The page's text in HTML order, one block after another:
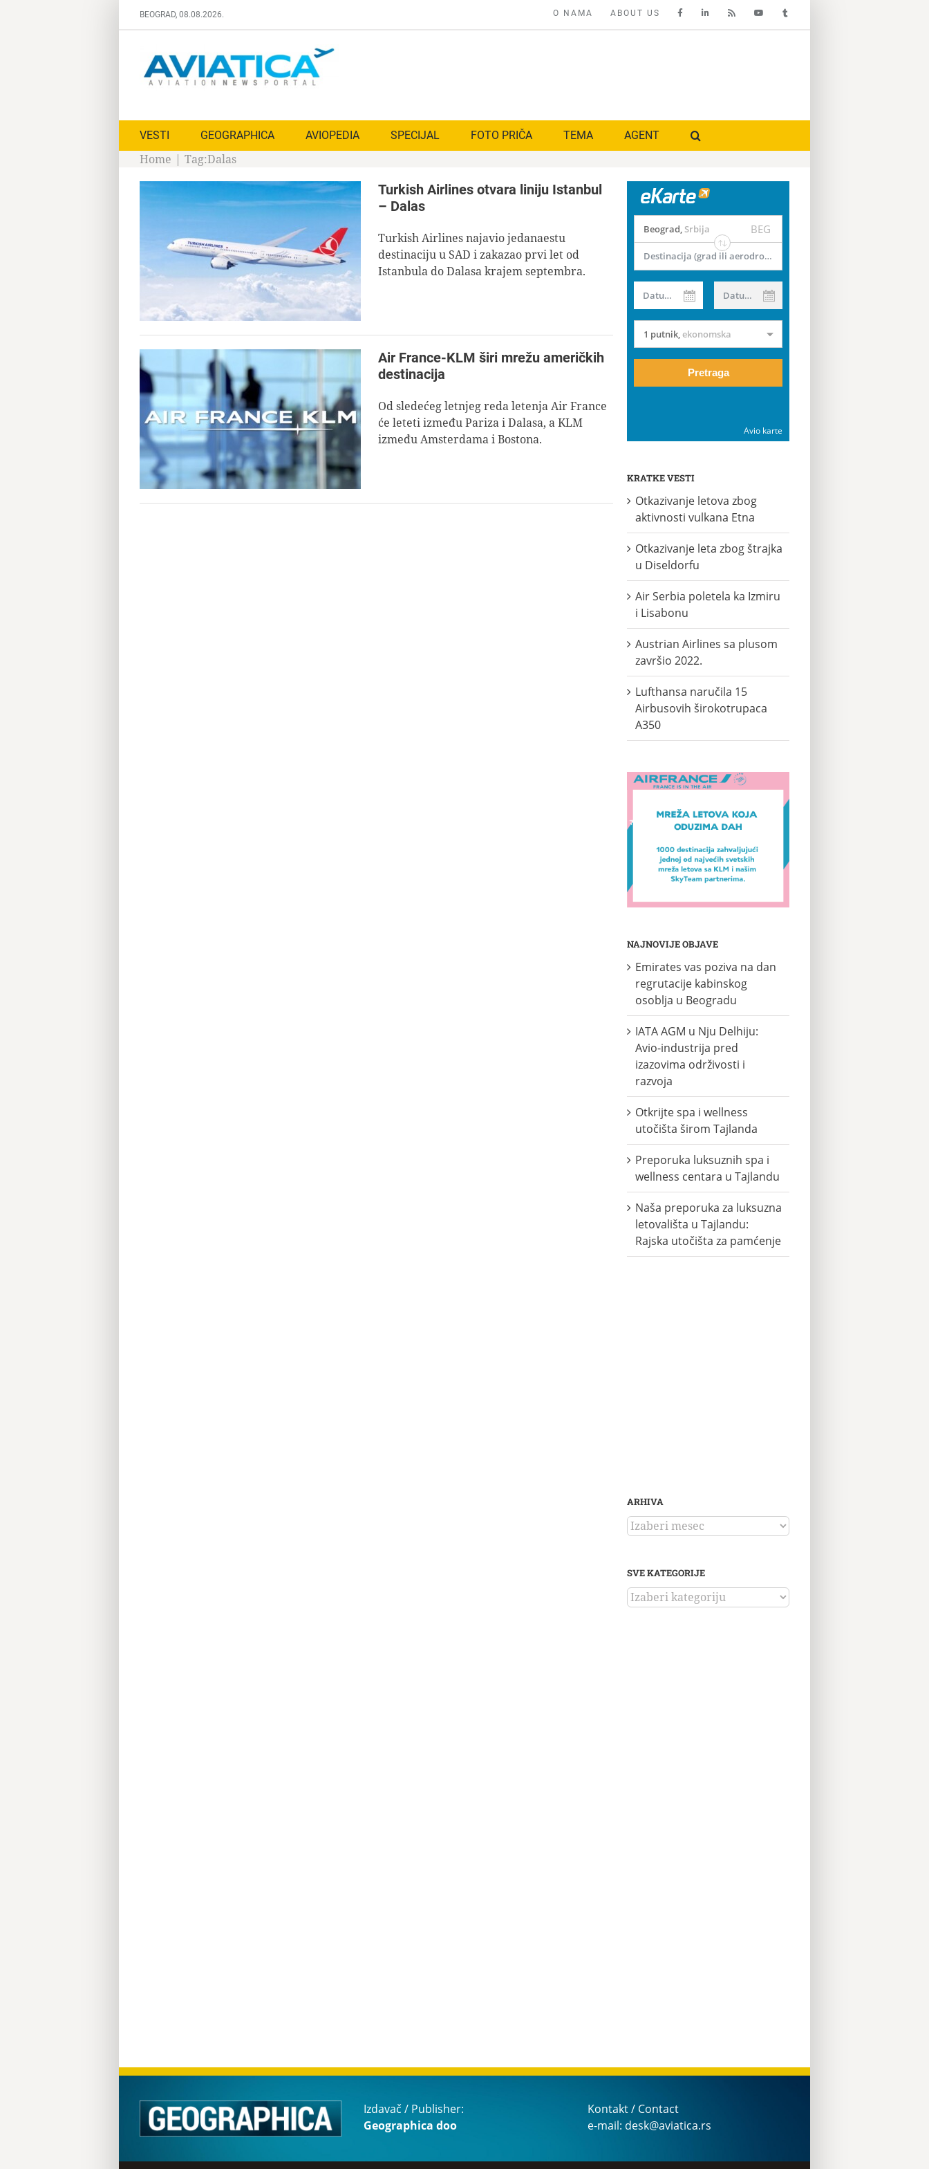
BEOGRAD, 08.08.2026. O NAMA ABOUT US
VESTI GEOGRAPHICA AVIOPEDIA SPECIJAL FOTO PRIČA TEMA AGENT
Home | Tag:Dalas
Turkish Airlines otvara liniju Istanbul
– Dalas
Turkish Airlines najavio jedanaestu
destinaciju u SAD i zakazao prvi let od
Istanbula do Dalasa krajem septembra.
Air France-KLM širi mrežu američkih
destinacija
Od sledećeg letnjeg reda letenja Air France
će leteti između Pariza i Dalasa, a KLM
između Amsterdama i Bostona.
Beograd, Srbija BEG
Destinacija (grad ili aerodrom)
Datum od Datum do
1 putnik,ekonomska
Pretraga
Avio karte
KRATKE VESTI
Otkazivanje letova zbog
aktivnosti vulkana Etna
Otkazivanje leta zbog štrajka
u Diseldorfu
Air Serbia poletela ka Izmiru
i Lisabonu
Austrian Airlines sa plusom
završio 2022.
Lufthansa naručila 15
Airbusovih širokotrupaca
A350
NAJNOVIJE OBJAVE
Emirates vas poziva na dan
regrutacije kabinskog
osoblja u Beogradu
IATA AGM u Nju Delhiju:
Avio-industrija pred
izazovima održivosti i
razvoja
Otkrijte spa i wellness
utočišta širom Tajlanda
Preporuka luksuznih spa i
wellness centara u Tajlandu
Naša preporuka za luksuzna
letovališta u Tajlandu:
Rajska utočišta za pamćenje
ARHIVA
ARHIVA
SVE KATEGORIJE
SVE
KATEGORIJE
Izdavač / Publisher:
Geographica doo
Kontakt / Contact
e-mail: desk@aviatica.rs